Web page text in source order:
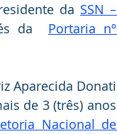
da SSN –
da Portaria nº
Aparecida Donati
de 3 (três) anos
Nacional de